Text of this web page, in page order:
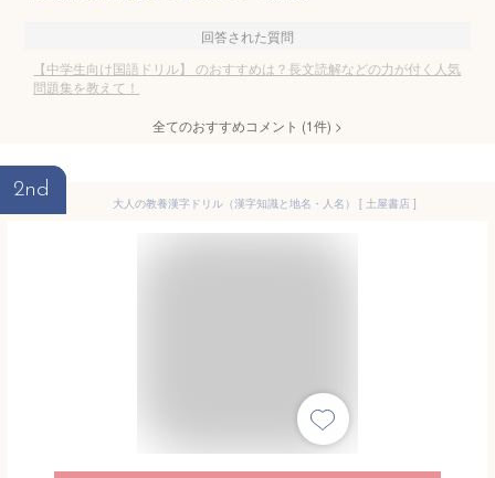
回答された質問
【中学生向け国語ドリル】 のおすすめは？長文読解などの力が付く人気
問題集を教えて！
全てのおすすめコメント (1件) >
2nd
大人の教養漢字ドリル（漢字知識と地名・人名） [ 土屋書店 ]